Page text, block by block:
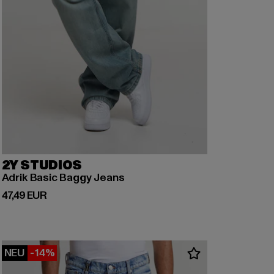
2Y STUDIOS
Adrik Basic Baggy Jeans
47,49 EUR
Derzeitiger Preis: 47,49 EUR
NEU -14%